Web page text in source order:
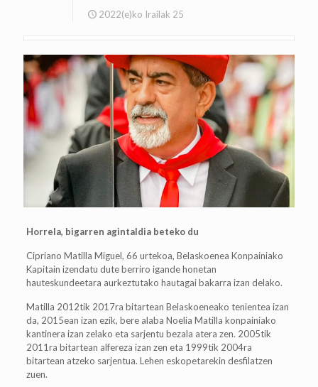
2022(e)ko Irailak 25
Horrela, bigarren agintaldia beteko du
Cipriano Matilla Miguel, 66 urtekoa, Belaskoenea Konpainiako
Kapitain izendatu dute berriro igande honetan
hauteskundeetara aurkeztutako hautagai bakarra izan delako.
Matilla 2012tik 2017ra bitartean Belaskoeneako tenientea izan
da, 2015ean izan ezik, bere alaba Noelia Matilla konpainiako
kantinera izan zelako eta sarjentu bezala atera zen. 2005tik
2011ra bitartean alfereza izan zen eta 1999tik 2004ra
bitartean atzeko sarjentua. Lehen eskopetarekin desfilatzen
zuen.